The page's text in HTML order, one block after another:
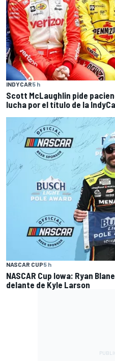
INDYCAR5 h
Scott McLaughlin pide
lucha por el título de la
NASCAR CUP5 h
NASCAR Cup Iowa: Ryan
delante de Kyle Larson